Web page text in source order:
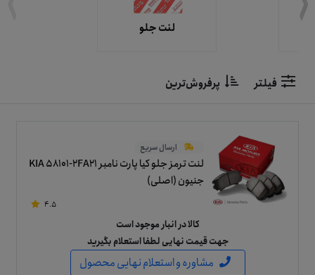
لنت جلو
فیلتر پرفروش‌ترین
ارسال سریع
لنت ترمز جلو کیا پارت نامبر KIA 58101-2FA21
جنیون (اصلی)
4.5
کالا در انبار موجود است
جهت قیمت نهایی لطفا استعلام بگیرید
مشاوره و استعلام نهایی محصول